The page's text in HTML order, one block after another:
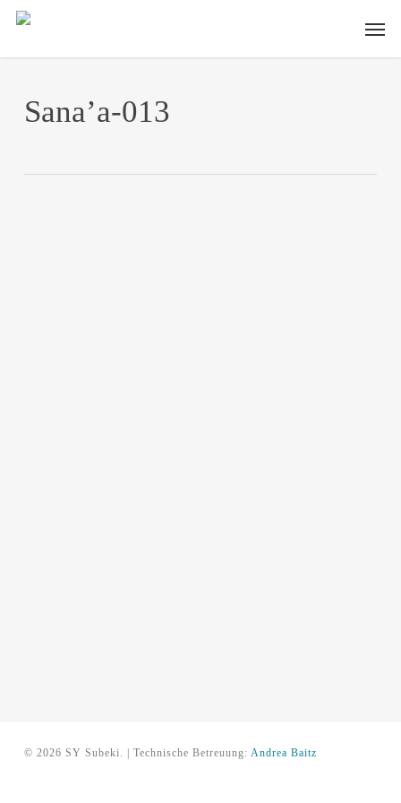
Skip
main
Sana’a-013
© 2026 SY Subeki. | Technische Betreuung: Andrea Baitz